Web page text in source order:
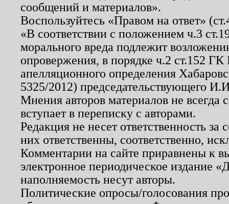
сообщений и материалов».
Воспользуйтесь «Правом на ответ»
«В соответствии с положением ч.3
морального вреда подлежит
опровержения, в порядке ч.2 ст.152
апелляционного определения
5325/2012) председательствующего
Мнения авторов материалов не
вступает в переписку с авторами.
Редакция не несет ответственность
них ответственны, соответственно,
Комментарии на сайте приравнены к
электронное периодическое издание
наполняемость несут авторы.
Политические опросы/голосования